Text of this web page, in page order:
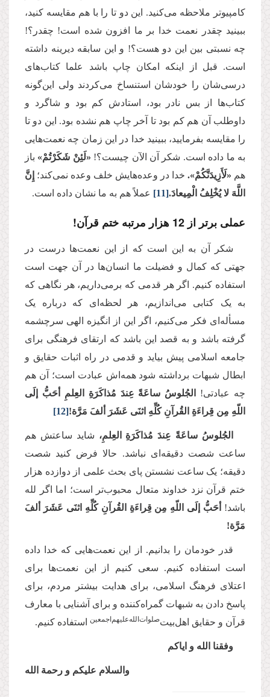
کامپیوتر ملاحظه می‌کنید. این دو تا را با هم مقایسه کنید،
ببینید چقدر نعمت خدا بر ما افزون شده است! چقدر؟‌!
چه نسبتی بین این دو هست؟! و این سابقه دیرینه داشته
است. قبل از اینکه امکان چاپ باشد علما کتاب‌های
درسی‌شان را خودشان استنساخ می‌کردند ولی این‌گونه
کتاب‌ها از بس نادر بود، استادش کم بود و شاگرد و
داوطلب آن هم کم بود تا آخر چاپ هم نشده بود. این دو تا
را مقایسه بفرمایید، ببینید خدا در این زمان چه نعمت‌هایی
به ما داده است. شکر آن الآن چیست؟! «لَئِنْ شَكَرْتُمْ» باز
هم «لَأَزِیدَنَّكُمْ». خدا در وعده‌هایش خلف وعده نمی‌کند؛ إِنَّ
اللَّهَ لا يُخْلِفُ الْمِيعادَ.[11] عملاً هم به ما نشان داده است.
عملی برتر از 12 هزار مرتبه ختم قرآن!
شکر آن به این است که از این نعمت‌ها درست در
جهتی که کمال و فضیلت ما انسان‌ها در آن جهت است
استفاده کنیم. اگر هر قدمی که برمی‌داریم، هر نگاهی که
به یک کتابی می‌اندازیم، هر لحظه‌ای که درباره یک
مسأله‌ای فکر می‌کنیم، اگر این از انگیزه الهی سرچشمه
گرفته باشد و به قصد این باشد که ارتقای فرهنگی برای
جامعه اسلامی پیش بیاید و قدمی در راه اثبات حقایق و
ابطال شبهات برداشته شود همه‌اش عبادت است؛ آن هم
‌چه عبادتی!
الجُلوسُ ساعَةً عِندَ مُذاكَرَةِ العِلمِ أحَبُّ إلَى
اللّهِ مِن قِراءَةِ القُرآنِ كُلِّهِ اثنَی عَشَرَ ألفَ مَرَّة![12]
الجُلوسُ ساعَةً عِندَ مُذاكَرَةِ العِلمِ، شاید ساعتش هم
ساعت شصت دقیقه‌ای نباشد. حالا فرض کنید شصت
دقیقه؛ یک ساعت نشستن پای بحث علمی از دوازده هزار
ختم قرآن نزد خداوند متعال محبوب‌تر است؛ اما اگر لله
باشد! أحَبُّ إلَى اللّهِ مِن قِراءَةِ القُرآنِ كُلِّهِ اثنَی عَشَرَ ألفَ
مَرَّة!
قدر خودمان را بدانیم. از این نعمت‌هایی که خدا داده
است استفاده کنیم. سعی کنیم از این نعمت‌ها برای
اعتلای فرهنگ اسلامی، برای هدایت بیشتر مردم، برای
پاسخ دادن به شبهات گمراه‌کننده و برای آشنایی با معارف
قرآن و حقایق اهل‌بیت‌صلوات‌‌الله‌‌علیهم‌‌اجمعین استفاده کنیم.
وفقنا الله و ایاکم
والسلام علیکم و رحمة الله